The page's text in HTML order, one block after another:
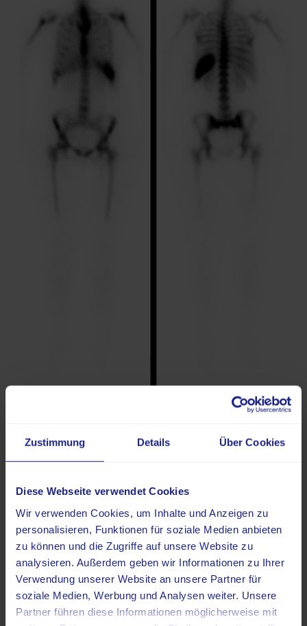
Zustimmung Details Über Cookies
Diese Webseite verwendet Cookies
Wir verwenden Cookies, um Inhalte und Anzeigen zu
personalisieren, Funktionen für soziale Medien anbieten
zu können und die Zugriffe auf unsere Website zu
analysieren. Außerdem geben wir Informationen zu Ihrer
Verwendung unserer Website an unsere Partner für
soziale Medien, Werbung und Analysen weiter. Unsere
Partner führen diese Informationen möglicherweise mit
Zurück
Weitere Artikel im LifeLink Magazin.
Das könnte Sie auch
interessieren
Stöbern Sie durch unsere sorgfältig ausgewählten Artikel